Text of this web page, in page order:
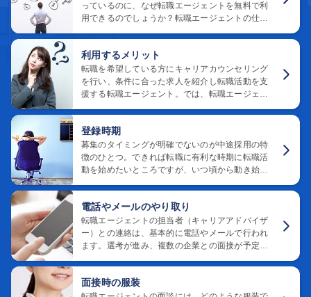
っているのに、なぜ転職エージェントを無料で利
用できるのでしょうか？転職エージェントの仕組
利用するメリット
転職を希望している方にキャリアカウンセリング
を行い、条件に合った求人を紹介し転職活動を支
援する転職エージェント。では、転職エージェン
登録時期
募集のタイミングが明確でないのが中途採用の特
徴のひとつ。できれば転職に有利な時期に転職活
動を始めたいところですが、いつ頃から動き始め
電話やメールのやり取り
転職エージェントの担当者（キャリアアドバイザ
ー）との連絡は、基本的に電話やメールで行われ
ます。選考が進み、複数の企業との面接が予定さ
イントをまとめました。
面接時の服装